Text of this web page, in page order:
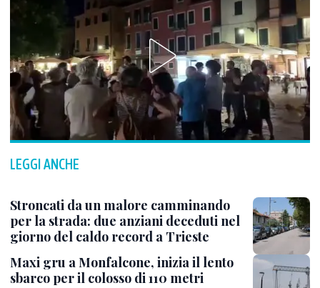
LEGGI ANCHE
Stroncati da un malore camminando
per la strada: due anziani deceduti nel
giorno del caldo record a Trieste
Maxi gru a Monfalcone, inizia il lento
sbarco per il colosso di 110 metri